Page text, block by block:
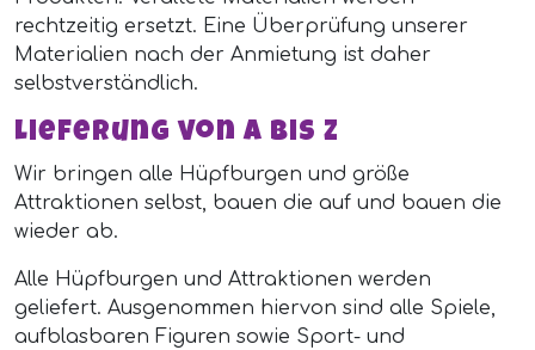
rechtzeitig ersetzt. Eine Überprüfung unserer
Materialien nach der Anmietung ist daher
selbstverständlich.
Lieferung von A bis Z
Wir bringen alle Hüpfburgen und größe
Attraktionen selbst, bauen die auf und bauen die
wieder ab.
Alle Hüpfburgen und Attraktionen werden
geliefert. Ausgenommen hiervon sind alle Spiele,
aufblasbaren Figuren sowie Sport- und